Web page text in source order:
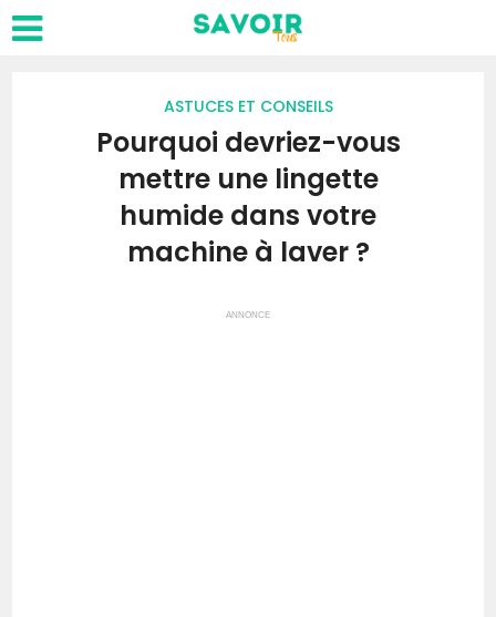
ASTUCES ET CONSEILS
Pourquoi devriez-vous
mettre une lingette
humide dans votre
machine à laver ?
ANNONCE